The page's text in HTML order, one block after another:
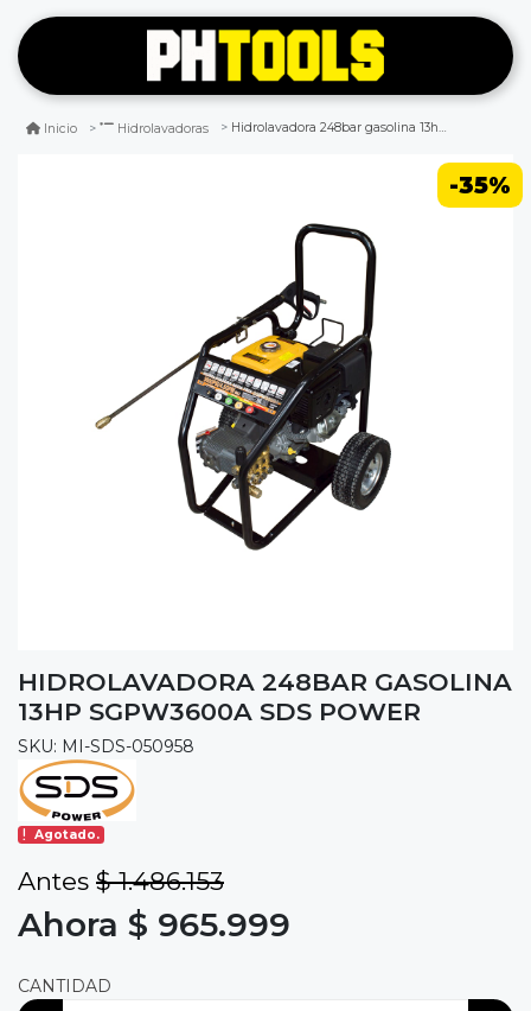
Inicio Hidrolavadoras Hidrolavadora 248bar gasolina 13hp sgpw3600a sds power
-35%
HIDROLAVADORA 248BAR GASOLINA
13HP SGPW3600A SDS POWER
SKU: MI-SDS-050958
Agotado.
Antes $ 1.486.153
Ahora $ 965.999
CANTIDAD